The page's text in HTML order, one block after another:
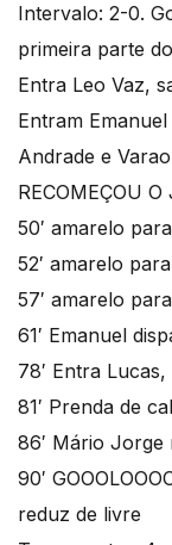
Intervalo: 2-0.
primeira parte
Entra Leo Vaz,
Entram
Andrade e Varao
RECOMEÇOU O
50′ amarelo
52′ amarelo
57′ amarelo
61′ Emanuel
78′ Entra
81′ Prenda de
86′ Mário
90′
reduz de livre